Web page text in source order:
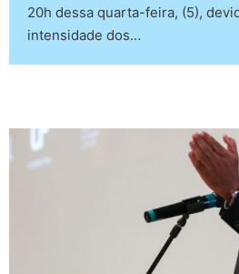
20h dessa quarta-feira, (5),
intensidade dos…